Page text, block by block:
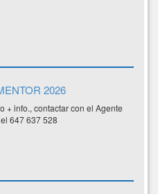
2026
+ info., contactar con el Agente
647 637 528